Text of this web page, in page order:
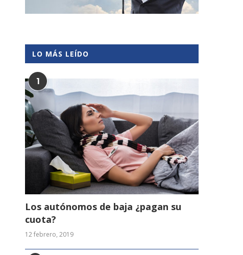
LO MÁS LEÍDO
1
Los autónomos de baja ¿pagan su
cuota?
12 febrero, 2019